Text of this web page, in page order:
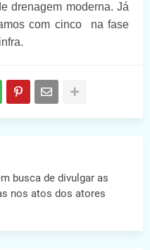
drenagem moderna. Já
com cinco na fase
.
busca de divulgar as
nos atos dos atores